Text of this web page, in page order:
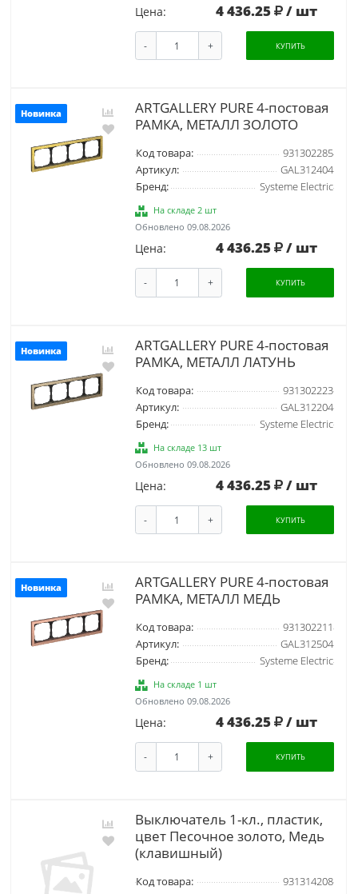
Цена: 4 436.25 / шт
- + КУПИТЬ
Новинка
ARTGALLERY PURE 4-постовая
РАМКА, МЕТАЛЛ ЗОЛОТО
Код товара:
931302285
Артикул:
GAL312404
Бренд:
Systeme Electric
На складе 2 шт
Обновлено 09.08.2026
Цена: 4 436.25 / шт
- + КУПИТЬ
Новинка
ARTGALLERY PURE 4-постовая
РАМКА, МЕТАЛЛ ЛАТУНЬ
Код товара:
931302223
Артикул:
GAL312204
Бренд:
Systeme Electric
На складе 13 шт
Обновлено 09.08.2026
Цена: 4 436.25 / шт
- + КУПИТЬ
Новинка
ARTGALLERY PURE 4-постовая
РАМКА, МЕТАЛЛ МЕДЬ
Код товара:
931302211
Артикул:
GAL312504
Бренд:
Systeme Electric
На складе 1 шт
Обновлено 09.08.2026
Цена: 4 436.25 / шт
- + КУПИТЬ
Выключатель 1-кл., пластик,
цвет Песочное золото, Медь
(клавишный)
Код товара:
931314208